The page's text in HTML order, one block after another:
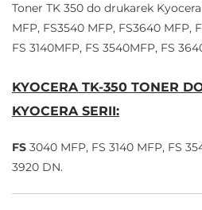
Toner TK 350 do drukarek
MFP, FS3540 MFP, FS3640 MFP,
FS 3140MFP, FS 3540MFP, FS
KYOCERA TK-350 TONER
KYOCERA SERII:
FS 3040 MFP, FS 3140 MFP, FS
3920 DN.